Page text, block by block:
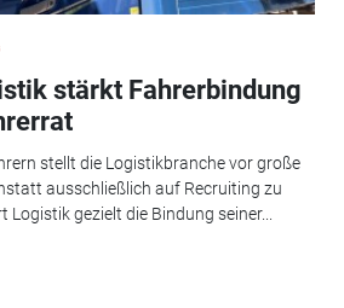
stärkt Fahrerbindung
stellt die Logistikbranche vor große
ausschließlich auf Recruiting zu
gezielt die Bindung seiner...